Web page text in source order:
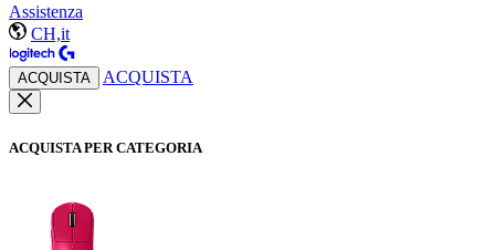
Assistenza
CH,it
ACQUISTA ACQUISTA
ACQUISTA PER CATEGORIA